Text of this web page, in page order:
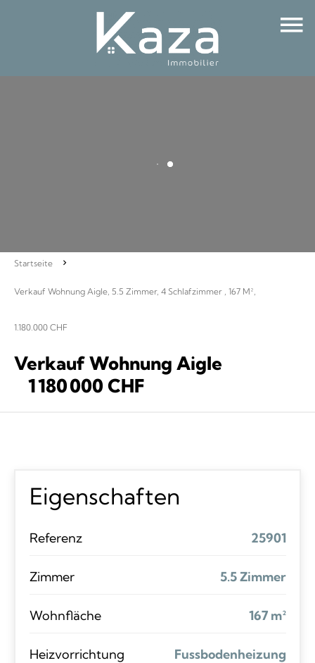
Startseite
Verkauf Wohnung Aigle, 5.5 Zimmer, 4 Schlafzimmer , 167 M²,
1.180.000 CHF
Verkauf Wohnung Aigle
1 180 000 CHF
Eigenschaften
Referenz 25901
Zimmer 5.5 Zimmer
Wohnfläche 167 m²
Heizvorrichtung Fussbodenheizung